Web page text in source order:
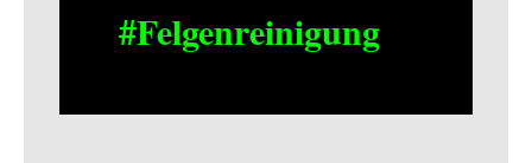
#Felgenreinigung